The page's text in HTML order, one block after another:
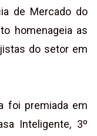
de Mercado do
homenageia as
do setor em
foi premiada em
Inteligente, 3º